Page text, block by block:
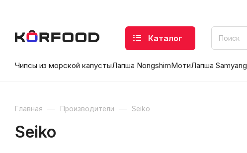
Каталог
Чипсы из морской капустыЛапша NongshimМотиЛапша Samyang
Главная — Производители — Seiko
Seiko